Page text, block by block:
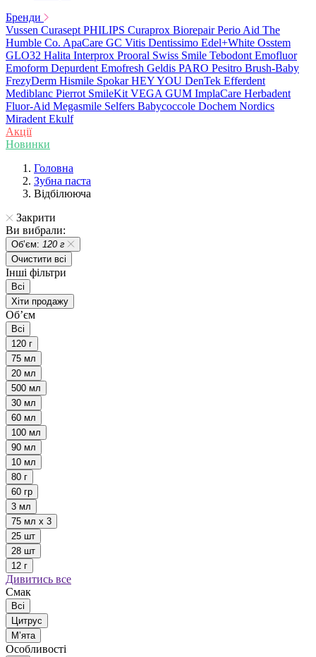
Бренди
Vussen Curasept PHILIPS Curaprox Biorepair Perio Aid The
Humble Co. ApaCare GC Vitis Dentissimo Edel+White Osstem
GLO32 Halita Interprox Prooral Swiss Smile Tebodont Emofluor
Emoform Depurdent Emofresh Geldis PARO Pesitro Brush-Baby
FrezyDerm Hismile Spokar HEY YOU DenTek Efferdent
Mediblanc Pierrot SmileKit VEGA GUM ImplaCare Herbadent
Fluor-Aid Megasmile Selfers Babycoccole Dochem Nordics
Miradent Ekulf
Акції
Новинки
Головна
Зубна паста
Відбілююча
Закрити
Ви вибрали:
Обʼєм: 120 г
Очистити всі
Інші фільтри
Всі
Хіти продажу
Обʼєм
Всі
120 г
75 мл
20 мл
500 мл
30 мл
60 мл
100 мл
90 мл
10 мл
80 г
60 гр
3 мл
75 мл х 3
25 шт
28 шт
12 г
Дивитись все
Смак
Всі
Цитрус
Мʼята
Особливості